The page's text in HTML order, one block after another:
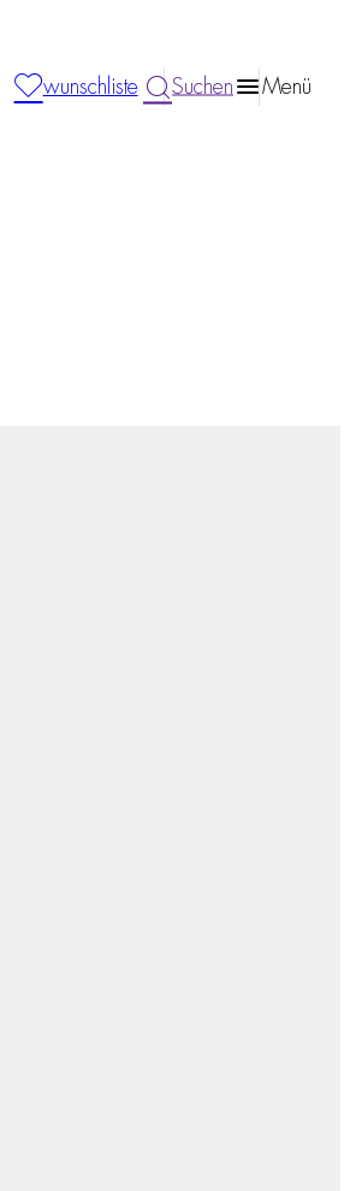
wunschliste Suchen Menü